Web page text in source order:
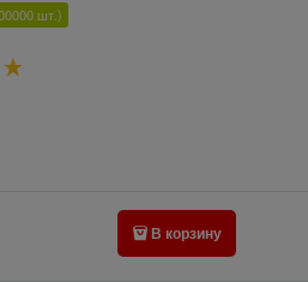
шт.)
В корзину